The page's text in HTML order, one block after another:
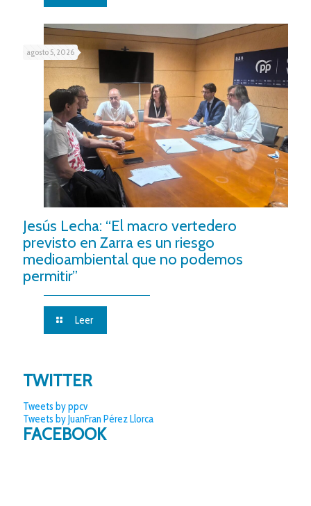
agosto 5, 2026
Jesús Lecha: “El macro vertedero
previsto en Zarra es un riesgo
medioambiental que no podemos
permitir”
Leer
TWITTER
Tweets by ppcv
Tweets by JuanFran Pérez Llorca
FACEBOOK